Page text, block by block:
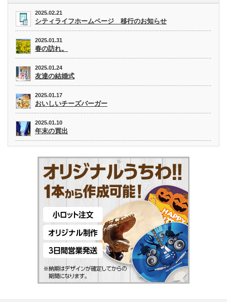
2025.02.21
シティライフホームページ 移行のお知らせ
2025.01.31
春の訪れ。
2025.01.24
友達の結婚式
2025.01.17
おいしいチーズバーガー
2025.01.10
年末の買出